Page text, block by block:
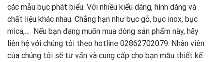
các mẫu bục phát biểu. Với nhiều kiểu dáng, hình dáng và
chất liệu khác nhau. Chẳng hạn như bục gỗ, bục inox, bục
mica,… Nếu bạn đang muốn mua dòng sản phẩm này, hãy
liên hệ với chúng tôi theo hotline 02862702079. Nhân viên
của chúng tôi sẽ tư vấn và cung cấp cho bạn mẫu thiết kế